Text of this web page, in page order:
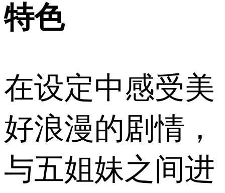
特色
在设定中感受美
好浪漫的剧情，
与五姐妹之间进